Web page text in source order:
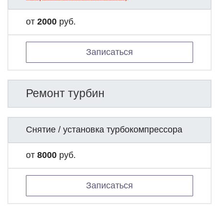
от 2000 руб.
Записаться
Ремонт турбин
Снятие / установка турбокомпрессора
от 8000 руб.
Записаться